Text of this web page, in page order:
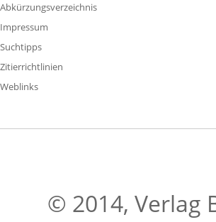
Abkürzungsverzeichnis
Impressum
Suchtipps
Zitierrichtlinien
Weblinks
© 2014, Verlag